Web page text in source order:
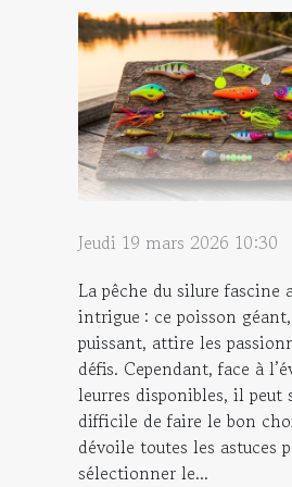
Jeudi 19 mars 2026 10:30
La pêche du silure fascine
intrigue : ce poisson
puissant, attire les
défis. Cependant, face à
leurres disponibles, il peut
difficile de faire le bon
dévoile toutes les astuces
sélectionner le...